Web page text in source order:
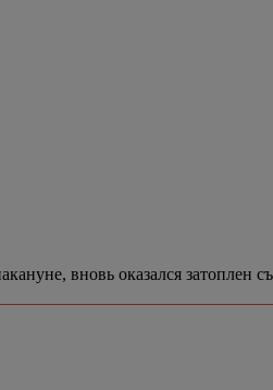
вновь оказался затоплен